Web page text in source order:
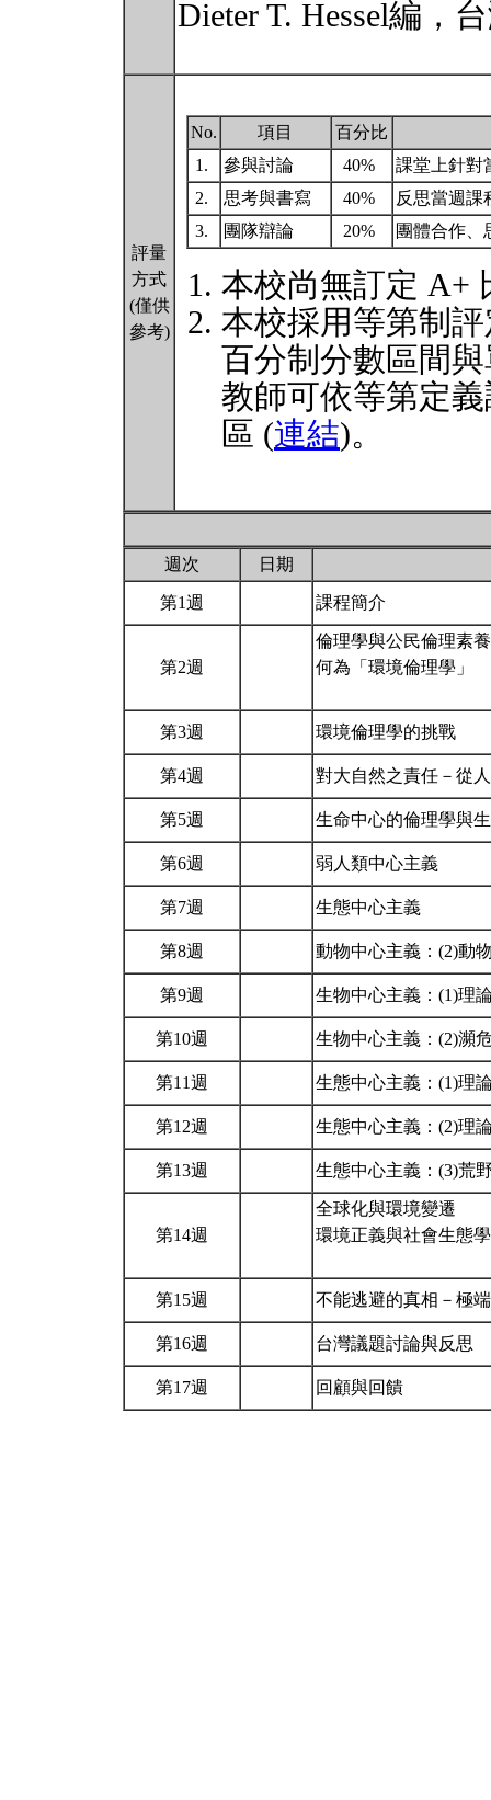
Dieter T. Hessel編，
評量
方式
(僅供
參考)
No. 項目
百分比
1.
參與討論 40%
課堂上針對
2.
思考與書寫 40%
反思當週課
3.
團隊辯論 20% 團體合作、
本校尚無訂定 A+
本校採用等第制
百分制分數區間
教師可依等第定
區 (連結)。
週次 日期
第1週 課程簡介
第2週
倫理學與公民倫理素養
何為「環境倫理學」
第3週 環境倫理學的挑戰
第4週 對大自然之責任－從
第5週 生命中心的倫理學與
第6週 弱人類中心主義
第7週 生態中心主義
第8週 動物中心主義：(2)動
第9週 生物中心主義：(1)理
第10週 生物中心主義：(2)瀕
第11週 生態中心主義：(1)理
第12週 生態中心主義：(2)理
第13週 生態中心主義：(3)荒
第14週
全球化與環境變遷
環境正義與社會生態學
第15週 不能逃避的真相－極
第16週 台灣議題討論與反思
第17週 回顧與回饋